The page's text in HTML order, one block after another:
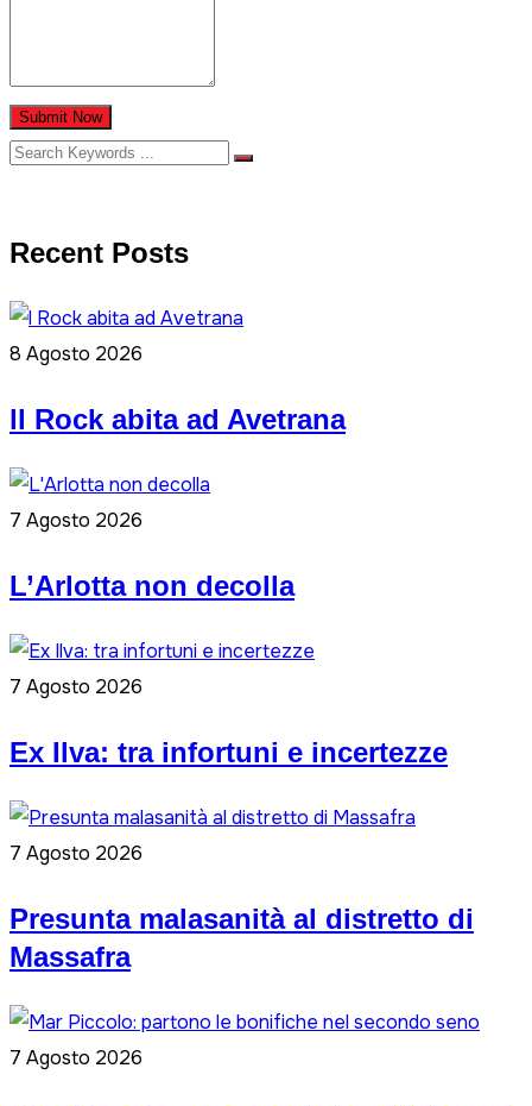
Submit Now
Recent Posts
8 Agosto 2026
ll Rock abita ad Avetrana
7 Agosto 2026
L’Arlotta non decolla
7 Agosto 2026
Ex Ilva: tra infortuni e incertezze
7 Agosto 2026
Presunta malasanità al distretto di
Massafra
7 Agosto 2026